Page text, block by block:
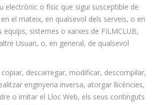
electrònic o físic que sigui susceptible de
el mateix, en qualsevol dels serveis, o en
equips, sistemes o xarxes de FILMCLUB,
Usuari, o, en general, de qualsevol
descarregar, modificar, descompilar,
enginyeria inversa, atorgar llicències,
o imitar el Lloc Web, els seus continguts